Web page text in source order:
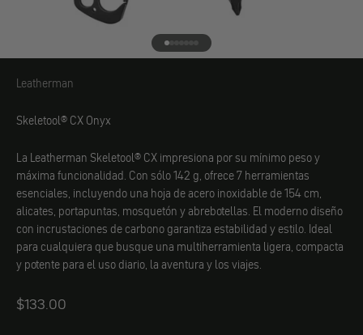
Ir al elemento 1
Ir al elemento 2
Ir al elemento 3
Ir al elemento 4
Ir al elemento 5
Ir al elemento 6
Ir al elemento 7
Leatherman
Leatherman
Skeletool® CX Onyx
La Leatherman Skeletool® CX impresiona por su mínimo peso y
máxima funcionalidad. Con sólo 142 g, ofrece 7 herramientas
esenciales, incluyendo una hoja de acero inoxidable de 154 cm,
alicates, portapuntas, mosquetón y abrebotellas. El moderno diseño
con incrustaciones de carbono garantiza estabilidad y estilo. Ideal
para cualquiera que busque una multiherramienta ligera, compacta
y potente para el uso diario, la aventura y los viajes.
Angebot
$133.00